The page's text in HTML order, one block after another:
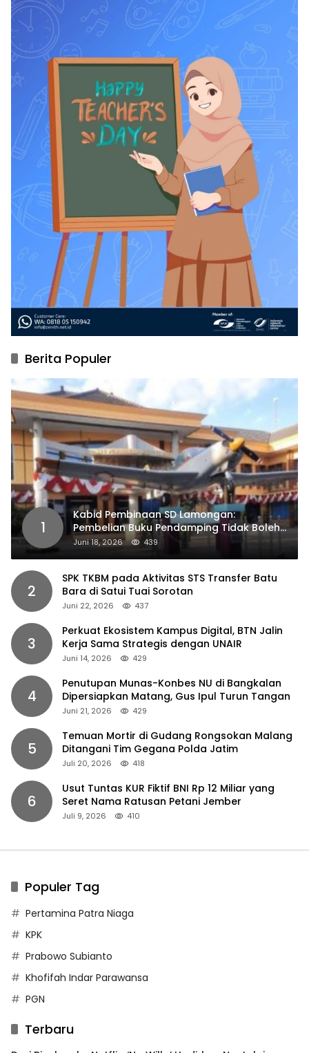
Berita Populer
1
Kabid Pembinaan SD Lamongan:
Pembelian Buku Pendamping Tidak Boleh
Dipaksakan
Juni 18, 2026 439
2
SPK TKBM pada Aktivitas STS Transfer Batu
Bara di Satui Tuai Sorotan
Juni 22, 2026 437
3
Perkuat Ekosistem Kampus Digital, BTN Jalin
Kerja Sama Strategis dengan UNAIR
Juni 14, 2026 429
4
Penutupan Munas-Konbes NU di Bangkalan
Dipersiapkan Matang, Gus Ipul Turun Tangan
Juni 21, 2026 429
5
Temuan Mortir di Gudang Rongsokan Malang
Ditangani Tim Gegana Polda Jatim
Juli 20, 2026 418
6
Usut Tuntas KUR Fiktif BNI Rp 12 Miliar yang
Seret Nama Ratusan Petani Jember
Juli 9, 2026 410
Populer Tag
Pertamina Patra Niaga
KPK
Prabowo Subianto
Khofifah Indar Parawansa
PGN
Terbaru